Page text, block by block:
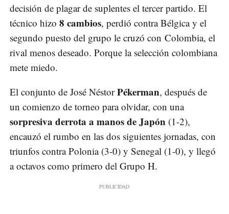
decisión de plagar de suplentes el tercer partido. El
técnico hizo 8 cambios, perdió contra Bélgica y el
segundo puesto del grupo le cruzó con Colombia, el
rival menos deseado. Porque la selección colombiana
mete miedo.
El conjunto de José NéstorPékerman, después de
un comienzo de torneo para olvidar, con una
sorpresiva derrota a manos de Japón (1-2),
encauzó el rumbo en las dos siguientes jornadas, con
triunfos contra Polonia (3-0) y Senegal (1-0), y llegó
a octavos como primero del Grupo H.